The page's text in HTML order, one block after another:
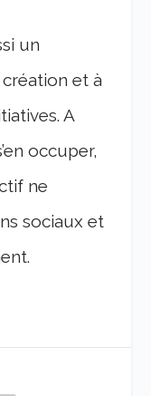
un
et à
A
occuper,
ne
sociaux et